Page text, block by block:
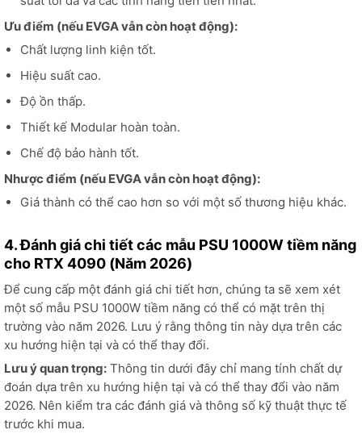
Ưu điểm (nếu EVGA vẫn còn hoạt động):
Chất lượng linh kiện tốt.
Hiệu suất cao.
Độ ồn thấp.
Thiết kế Modular hoàn toàn.
Chế độ bảo hành tốt.
Nhược điểm (nếu EVGA vẫn còn hoạt động):
Giá thành có thể cao hơn so với một số thương hiệu khác.
4. Đánh giá chi tiết các mẫu PSU 1000W tiềm năng
cho RTX 4090 (Năm 2026)
Để cung cấp một đánh giá chi tiết hơn, chúng ta sẽ xem xét
một số mẫu PSU 1000W tiềm năng có thể có mặt trên thị
trường vào năm 2026. Lưu ý rằng thông tin này dựa trên các
xu hướng hiện tại và có thể thay đổi.
Lưu ý quan trọng: Thông tin dưới đây chỉ mang tính chất dự
đoán dựa trên xu hướng hiện tại và có thể thay đổi vào năm
2026. Nên kiểm tra các đánh giá và thông số kỹ thuật thực tế
trước khi mua.